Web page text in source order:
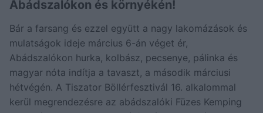
Abádszalókon és környékén!
Bár a farsang és ezzel együtt a nagy lakomázások és
mulatságok ideje március 6-án véget ér,
Abádszalókon hurka, kolbász, pecsenye, pálinka és
magyar nóta indítja a tavaszt, a második márciusi
hétvégén. A Tiszator Böllérfesztivál 16. alkalommal
kerül megrendezésre az abádszalóki Füzes Kemping